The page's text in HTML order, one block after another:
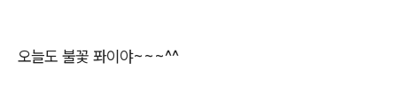
오늘도 불꽃 퐈이야~~~^^